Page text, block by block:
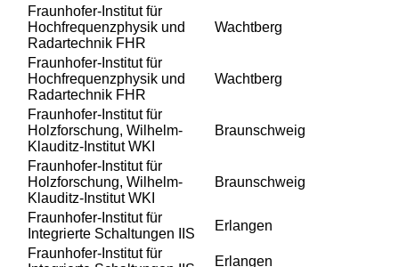
Fraunhofer-Institut für
Hochfrequenzphysik und
Radartechnik FHR
Wachtberg
Fraunhofer-Institut für
Hochfrequenzphysik und
Radartechnik FHR
Wachtberg
Fraunhofer-Institut für
Holzforschung, Wilhelm-
Klauditz-Institut WKI
Braunschweig
Fraunhofer-Institut für
Holzforschung, Wilhelm-
Klauditz-Institut WKI
Braunschweig
Fraunhofer-Institut für
Integrierte Schaltungen IIS
Erlangen
Fraunhofer-Institut für
Erlangen